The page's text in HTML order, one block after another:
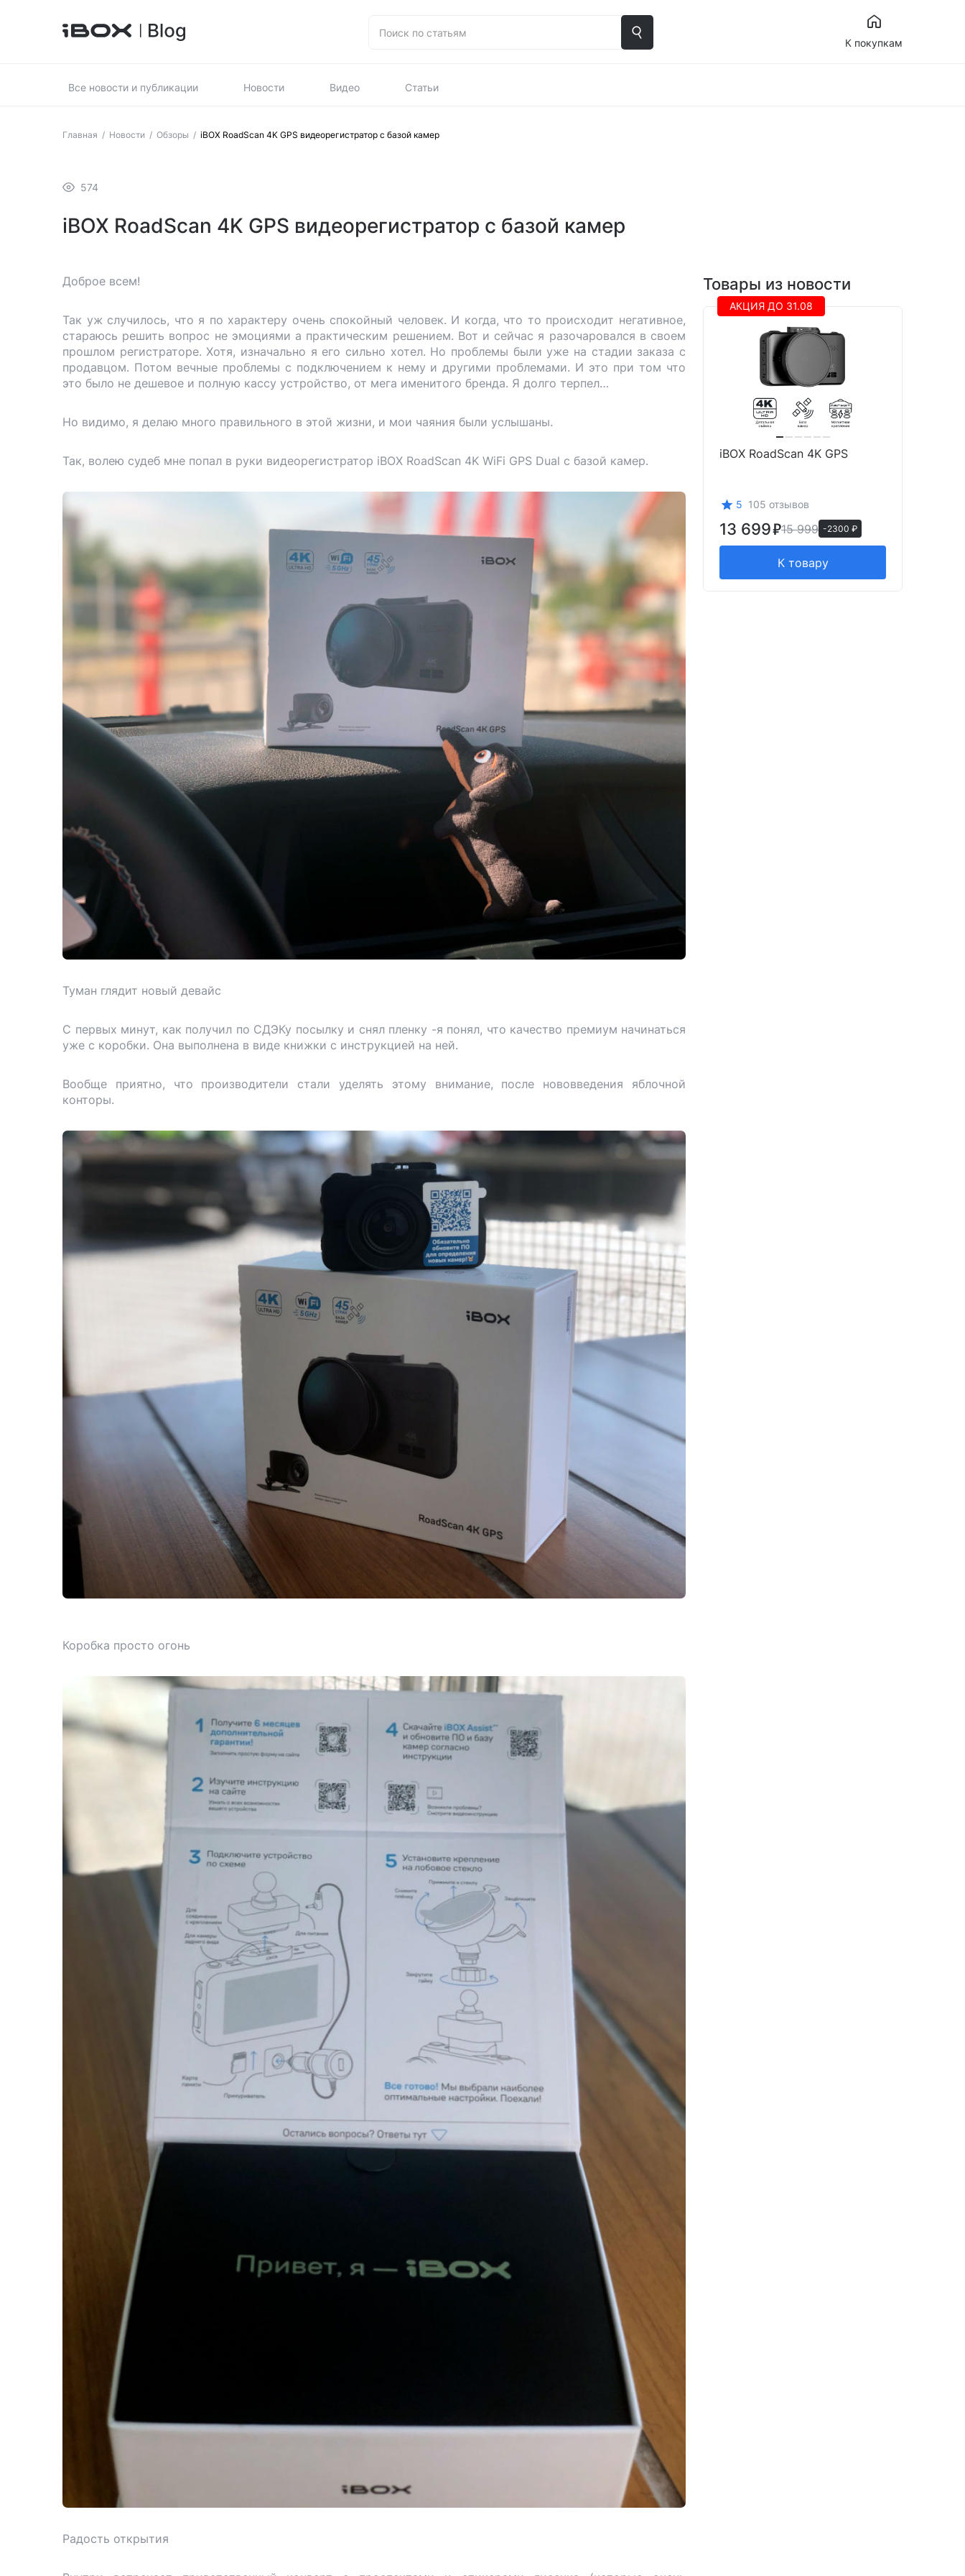
К покупкам
Все новости и публикации Новости Видео Статьи
Главная / Новости / Обзоры / iBOX RoadScan 4K GPS видеорегистратор с базой камер
574
iBOX RoadScan 4K GPS видеорегистратор с базой камер
Доброе всем!
Так уж случилось, что я по характеру очень спокойный человек. И когда, что то происходит негативное,
стараюсь решить вопрос не эмоциями а практическим решением. Вот и сейчас я разочаровался в своем
прошлом регистраторе. Хотя, изначально я его сильно хотел. Но проблемы были уже на стадии заказа с
продавцом. Потом вечные проблемы с подключением к нему и другими проблемами. И это при том что
это было не дешевое и полную кассу устройство, от мега именитого бренда. Я долго терпел…
Но видимо, я делаю много правильного в этой жизни, и мои чаяния были услышаны.
Так, волею судеб мне попал в руки видеорегистратор iBOX RoadScan 4K WiFi GPS Dual с базой камер.
Туман глядит новый девайс
С первых минут, как получил по СДЭКу посылку и снял пленку -я понял, что качество премиум начинаться
уже с коробки. Она выполнена в виде книжки с инструкцией на ней.
Вообще приятно, что производители стали уделять этому внимание, после нововведения яблочной
конторы.
Коробка просто огонь
Радость открытия
Товары из новости
АКЦИЯ ДО 31.08
iBOX RoadScan 4K GPS
5 105 отзывов
13 699 15 999 -2300 ₽
К товару